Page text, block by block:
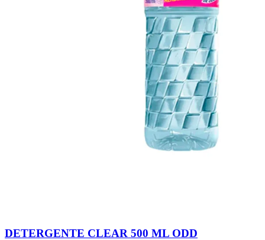
DETERGENTE CLEAR 500 ML ODD